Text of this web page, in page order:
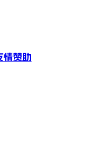
情赞助